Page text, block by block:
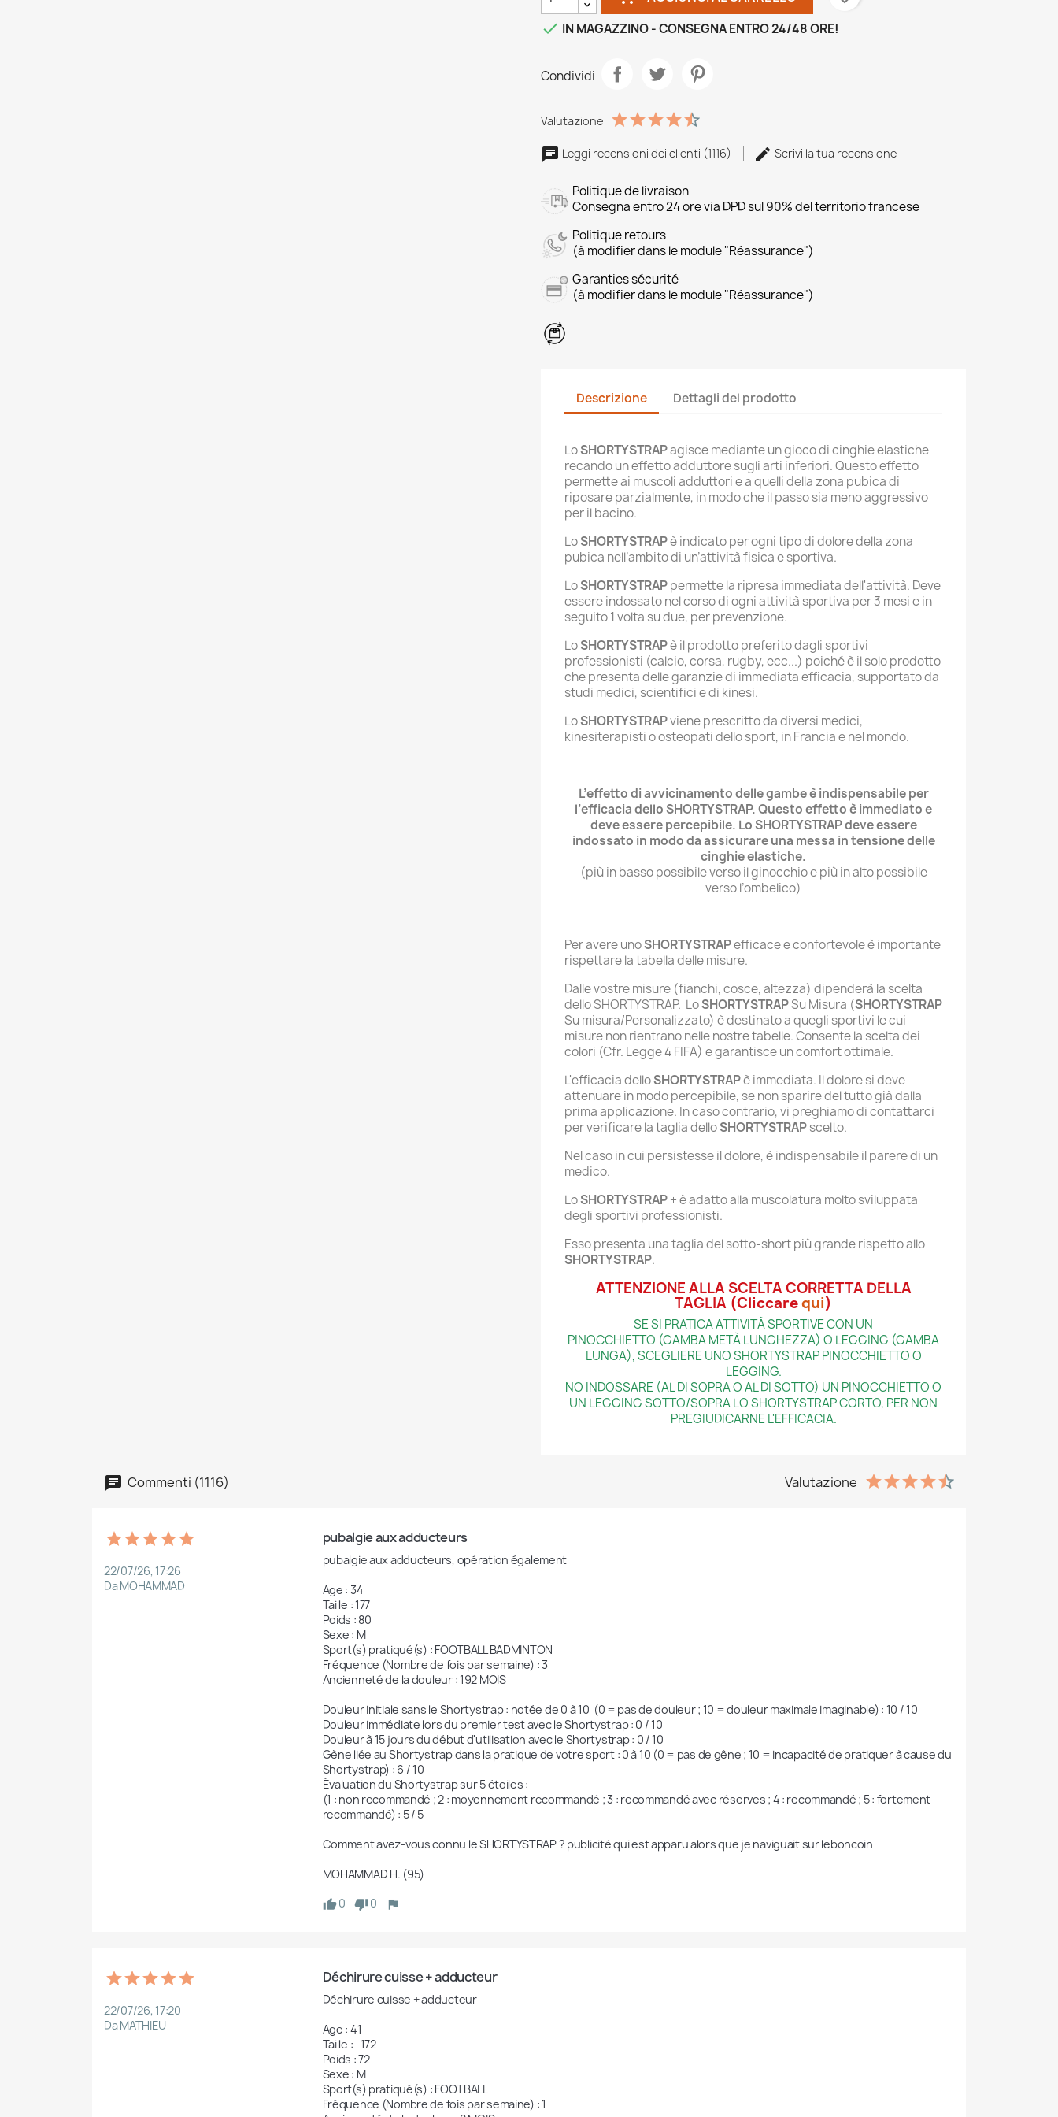
 IN MAGAZZINO - CONSEGNA ENTRO 24/48 ORE!
Condividi
Valutazione
Leggi recensioni dei clienti (1116) Scrivi la tua recensione
Politique de livraison
Consegna entro 24 ore via DPD sul 90% del territorio francese
Politique retours
(à modifier dans le module "Réassurance")
Garanties sécurité
(à modifier dans le module "Réassurance")
Descrizione Dettagli del prodotto
LoSHORTYSTRAPagisce mediante un gioco di cinghie elastiche
recando un effetto adduttore sugli arti inferiori. Questo effetto
permette ai muscoli adduttori e a quelli della zona pubica di
riposare parzialmente, in modo che il passo sia meno aggressivo
per il bacino.
LoSHORTYSTRAPè indicato per ogni tipo di dolore della zona
pubica nell’ambito di un’attività fisica e sportiva.
LoSHORTYSTRAPpermette la ripresa immediata dell'attività. Deve
essere indossato nel corso di ogni attività sportiva per 3 mesi e in
seguito 1 volta su due, per prevenzione.
LoSHORTYSTRAPè il prodotto preferito dagli sportivi
professionisti (calcio, corsa, rugby, ecc...) poiché è il solo prodotto
che presenta delle garanzie di immediata efficacia, supportato da
studi medici, scientifici e di kinesi.
LoSHORTYSTRAPviene prescritto da diversi medici,
kinesiterapisti o osteopati dello sport, in Francia e nel mondo.
L’effetto di avvicinamento delle gambe è indispensabile per
l’efficacia dello SHORTYSTRAP. Questo effetto è immediato e
deve essere percepibile. Lo SHORTYSTRAP deve essere
indossato in modo da assicurare una messa in tensione delle
cinghie elastiche.
(più in basso possibile verso il ginocchio e più in alto possibile
verso l’ombelico)
Per avere unoSHORTYSTRAPefficace e confortevole è importante
rispettare la tabella delle misure.
Dalle vostre misure (fianchi, cosce, altezza) dipenderà la scelta
dello SHORTYSTRAP. LoSHORTYSTRAPSu Misura (SHORTYSTRAP
Su misura/Personalizzato) è destinato a quegli sportivi le cui
misure non rientrano nelle nostre tabelle. Consente la scelta dei
colori (Cfr. Legge 4 FIFA) e garantisce un comfort ottimale.
L'efficacia delloSHORTYSTRAPè immediata. Il dolore si deve
attenuare in modo percepibile, se non sparire del tutto già dalla
prima applicazione. In caso contrario, vi preghiamo di contattarci
per verificare la taglia delloSHORTYSTRAPscelto.
Nel caso in cui persistesse il dolore, è indispensabile il parere di un
medico.
LoSHORTYSTRAP+ è adatto alla muscolatura molto sviluppata
degli sportivi professionisti.
Esso presenta una taglia del sotto-short più grande rispetto allo
SHORTYSTRAP.
ATTENZIONE ALLA SCELTA CORRETTA DELLA
TAGLIA (Cliccarequi)
SE SI PRATICA ATTIVITÀ SPORTIVE CON UN
PINOCCHIETTO (GAMBA METÀ LUNGHEZZA) O LEGGING (GAMBA
LUNGA), SCEGLIERE UNO SHORTYSTRAP PINOCCHIETTO O
LEGGING.
NO INDOSSARE (AL DI SOPRA O AL DI SOTTO) UN PINOCCHIETTO O
UN LEGGING SOTTO/SOPRA LO SHORTYSTRAP CORTO, PER NON
PREGIUDICARNE L'EFFICACIA.
Commenti (1116) Valutazione
22/07/26, 17:26
Da MOHAMMAD
pubalgie aux adducteurs
pubalgie aux adducteurs, opération également
Age : 34
Taille : 177
Poids : 80
Sexe : M
Sport(s) pratiqué(s) : FOOTBALL BADMINTON
Fréquence (Nombre de fois par semaine) : 3
Ancienneté de la douleur : 192 MOIS
Douleur initiale sans le Shortystrap : notée de 0 à 10  (0 = pas de douleur ; 10 = douleur maximale imaginable) : 10 / 10
Douleur immédiate lors du premier test avec le Shortystrap : 0 / 10
Douleur à 15 jours du début d'utilisation avec le Shortystrap : 0 / 10
Gène liée au Shortystrap dans la pratique de votre sport : 0 à 10 (0 = pas de gêne ; 10 = incapacité de pratiquer à cause du
Shortystrap) : 6 / 10
Évaluation du Shortystrap sur 5 étoiles :
(1 : non recommandé ; 2 : moyennement recommandé ; 3 : recommandé avec réserves ; 4 : recommandé ; 5 : fortement
recommandé) : 5 / 5
Comment avez-vous connu le SHORTYSTRAP ? publicité qui est apparu alors que je naviguait sur leboncoin
MOHAMMAD H. (95)
0
0
22/07/26, 17:20
Da MATHIEU
Déchirure cuisse + adducteur
Déchirure cuisse + adducteur
Age : 41
Taille : 	172
Poids : 72
Sexe : M
Sport(s) pratiqué(s) : FOOTBALL
Fréquence (Nombre de fois par semaine) : 1